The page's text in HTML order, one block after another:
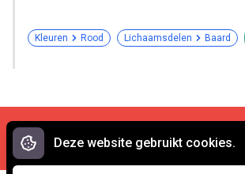
Kleuren Rood Lichaamsdelen Baard
© 2007 - 2026
Deze website gebruikt cookies.